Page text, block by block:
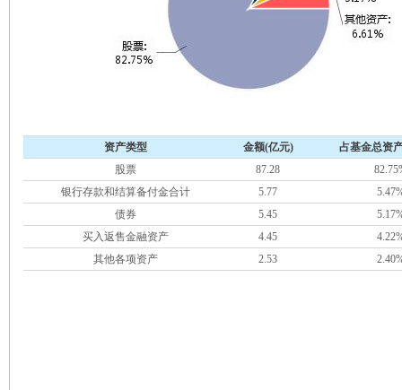
资产类型 金额(亿元)
占基金总资
股票
87.28
银行存款和结算备付金合计
5.77
债券
5.45
买入返售金融资产
4.45
其他各项资产
2.53